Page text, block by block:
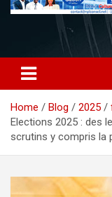
Home Blog 2025
Elections 2025 : des
scrutins y compris la